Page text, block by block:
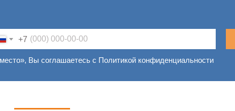
+7
Вы соглашаетесь с Политикой конфиденциальности